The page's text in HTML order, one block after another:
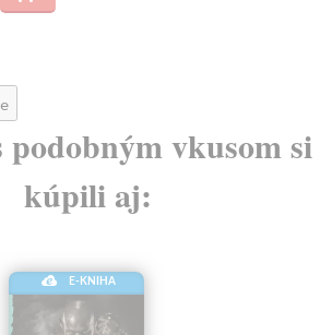
podobným vkusom si
kúpili aj: